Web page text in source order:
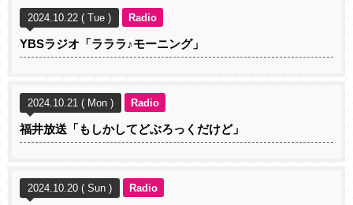
2024.10.22 ( Tue ) Radio
YBSラジオ「ラララ♪モーニング」
2024.10.21 ( Mon ) Radio
福井放送「もしかしてどぶろっくだけど」
2024.10.20 ( Sun ) Radio